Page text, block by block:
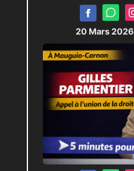
20 Mars 2026